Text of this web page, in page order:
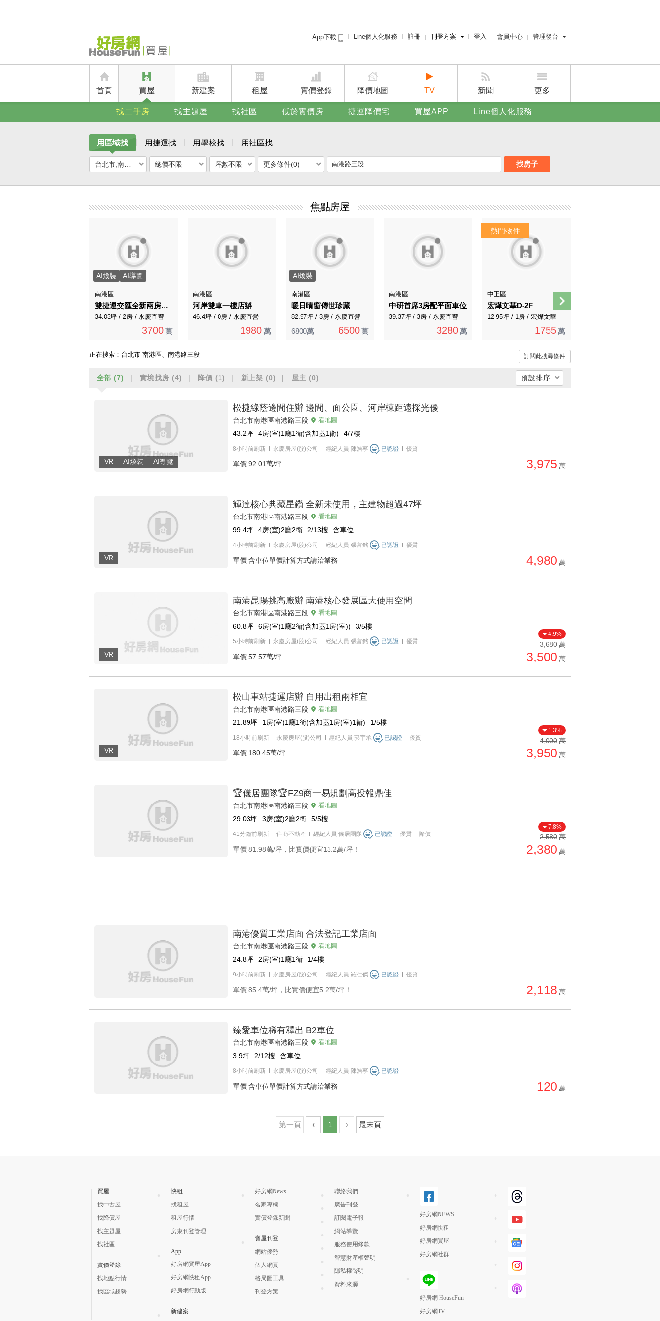
App下載 Line個人化服務 註冊 刊登方案
賣屋刊登
廣告刊登
登入 會員中心 管理後台
屋主管理後台
首頁 買屋 新建案 租屋 實價登錄 降價地圖 TV 新聞 更多
賣屋刊登
找二手房 找主題屋 找社區 低於實價房 捷運降價宅 買屋APP Line個人化服務
用區域找 用捷運找 用學校找 用社區找
總價不限 坪數不限 更多條件(0) 找房子
焦點房屋
AI煥裝 AI導覽
南港區
雙捷運交匯全新兩房配兩套完整衛浴平面車位
34.03坪 / 2房 / 永慶直營
3700 萬
南港區
河岸雙車一樓店辦
46.4坪 / 0房 / 永慶直營
1980 萬
AI煥裝
南港區
暖日晴窗傳世珍藏
82.97坪 / 3房 / 永慶直營
6800萬 6500 萬
南港區
中研首席3房配平面車位
39.37坪 / 3房 / 永慶直營
3280 萬
中正區
宏燁文華D-2F
12.95坪 / 1房 / 宏燁文華
1755 萬
正在搜索： 台北市-南港區、南港路三段 訂閱此搜尋條件
全部 (7) 實境找房 (4) 降價 (1) 新上架 (0) 屋主 (0) 預設排序
降價幅度高 → 低
月熱門度高 → 低
松捷綠蔭邊間住辦 邊間、面公園、河岸棟距遠採光優
台北市南港區南港路三段 看地圖
43.2坪 4房(室)1廳1衛(含加蓋1衛) 4/7樓
8小時前刷新 永慶房屋(股)公司 經紀人員 陳浩寧 已認證 優質
單價 92.01萬/坪 3,975 萬
輝達核心典藏星鑽 全新未使用，主建物超過47坪
台北市南港區南港路三段 看地圖
99.4坪 4房(室)2廳2衛 2/13樓 含車位
4小時前刷新 永慶房屋(股)公司 經紀人員 張富銘 已認證 優質
單價 含車位單價計算方式請洽業務 4,980 萬
南港昆陽挑高廠辦 南港核心發展區大使用空間
台北市南港區南港路三段 看地圖
60.8坪 6房(室)1廳2衛(含加蓋1房(室)) 3/5樓
5小時前刷新 永慶房屋(股)公司 經紀人員 張富銘 已認證 優質
單價 57.57萬/坪
4.9%
3,680萬
3,500 萬
松山車站捷運店辦 自用出租兩相宜
台北市南港區南港路三段 看地圖
21.89坪 1房(室)1廳1衛(含加蓋1房(室)1衛) 1/5樓
18小時前刷新 永慶房屋(股)公司 經紀人員 郭宇承 已認證 優質
單價 180.45萬/坪
1.3%
4,000萬
3,950 萬
🏆儀居團隊🏆FZ9商一易規劃高投報鼎佳
台北市南港區南港路三段 看地圖
29.03坪 3房(室)2廳2衛 5/5樓
41分鐘前刷新 住商不動產 經紀人員 儀居團隊 已認證 優質 降價
單價 81.98萬/坪，比實價便宜13.2萬/坪！
7.8%
2,580萬
2,380 萬
南港優質工業店面 合法登記工業店面
台北市南港區南港路三段 看地圖
24.8坪 2房(室)1廳1衛 1/4樓
9小時前刷新 永慶房屋(股)公司 經紀人員 羅仁傑 已認證 優質
單價 85.4萬/坪，比實價便宜5.2萬/坪！ 2,118 萬
臻愛車位稀有釋出 B2車位
台北市南港區南港路三段 看地圖
3.9坪 2/12樓 含車位
8小時前刷新 永慶房屋(股)公司 經紀人員 陳浩寧 已認證
單價 含車位單價計算方式請洽業務 120 萬
第一頁 ‹ 1 › 最末頁
買屋
找中古屋
找降價屋
找主題屋
找社區
實價登錄
找地點行情
找區域趨勢
快租
找租屋
租屋行情
房東刊登管理
App
好房網買屋App
好房網快租App
好房網行動版
新建案
好房網News
名家專欄
實價登錄新聞
賣屋刊登
網站優勢
個人網頁
格局圖工具
刊登方案
聯絡我們
廣告刊登
訂閱電子報
網站導覽
服務使用條款
智慧財產權聲明
隱私權聲明
資料來源
好房網NEWS
好房網快租
好房網買屋
好房網社群
好房網 HouseFun
好房網TV